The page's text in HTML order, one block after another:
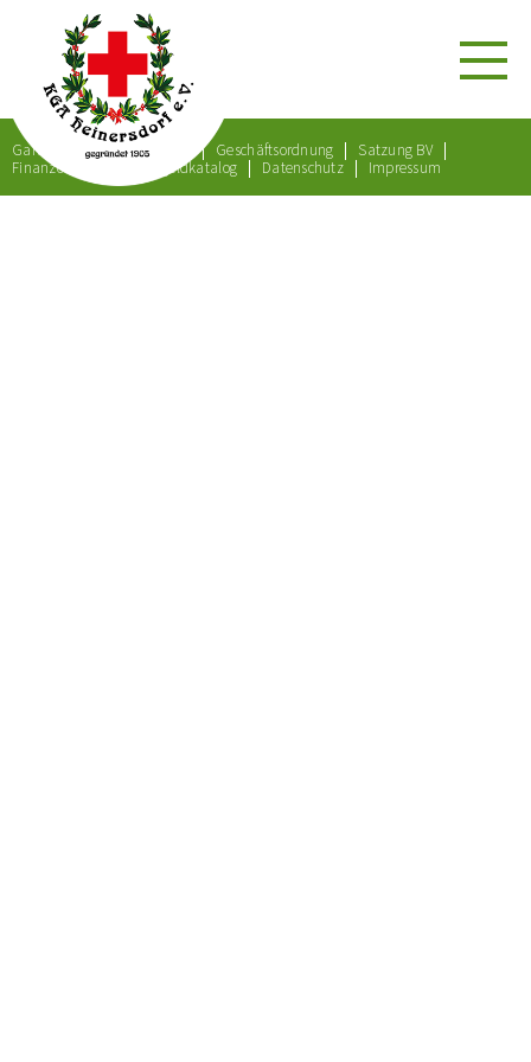
Gartenordnung Satzung Geschäftsordnung
Satzung BV
Finanzordnung
Bußgeldkatalog Datenschutz Impressum